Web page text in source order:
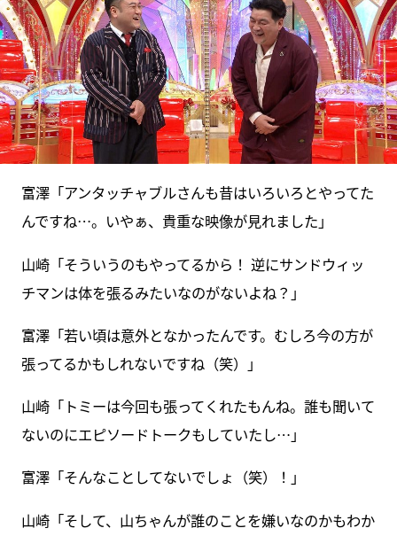
富澤「アンタッチャブルさんも昔はいろいろとやってた
んですね…。いやぁ、貴重な映像が見れました」
山崎「そういうのもやってるから！ 逆にサンドウィッ
チマンは体を張るみたいなのがないよね？」
富澤「若い頃は意外となかったんです。むしろ今の方が
張ってるかもしれないですね（笑）」
山崎「トミーは今回も張ってくれたもんね。誰も聞いて
ないのにエピソードトークもしていたし…」
富澤「そんなことしてないでしょ（笑）！」
山崎「そして、山ちゃんが誰のことを嫌いなのかもわか